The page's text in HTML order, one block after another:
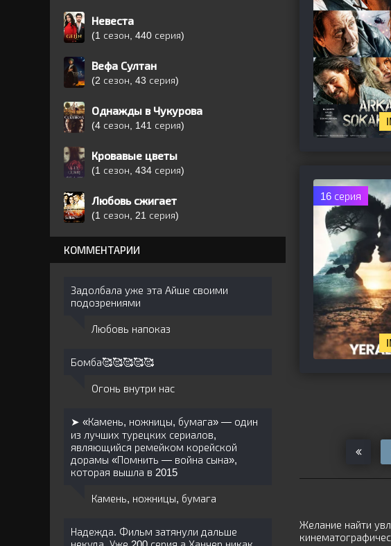
Желание найти
16 серия
Невеста
(1 сезон, 440 серия)
Вефа Султан
(2 сезон, 43 серия)
Однажды в Чукурова
(4 сезон, 141 серия)
Кровавые цветы
(1 сезон, 434 серия)
Любовь сжигает
(1 сезон, 21 серия)
КОММЕНТАРИИ
Задолбала уже эта Айше своими
подозрениями
Любовь напоказ
Бомба🥰🥰🥰🥰🥰
Огонь внутри нас
➤ «Камень, ножницы, бумага» — один
из лучших турецких сериалов,
являющийся ремейком корейской
дорамы «Помнить — война сына»,
которая вышла в 2015
Камень, ножницы, бумага
Надежда. Фильм затянули дальше